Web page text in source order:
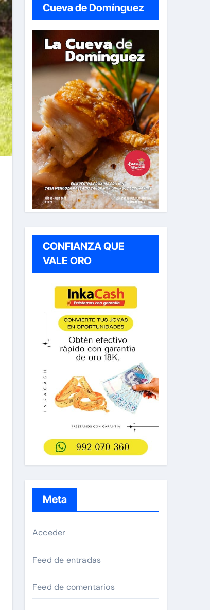
Cueva de Domínguez
CONFIANZA QUE
VALE ORO
Meta
Acceder
Feed de entradas
Feed de comentarios